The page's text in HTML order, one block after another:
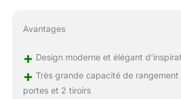
Avantages
+ Design moderne et élégant
+ Très grande capacité de rangement
portes et 2 tiroirs